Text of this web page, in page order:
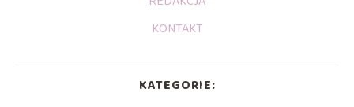
KONTAKT
KATEGORIE: